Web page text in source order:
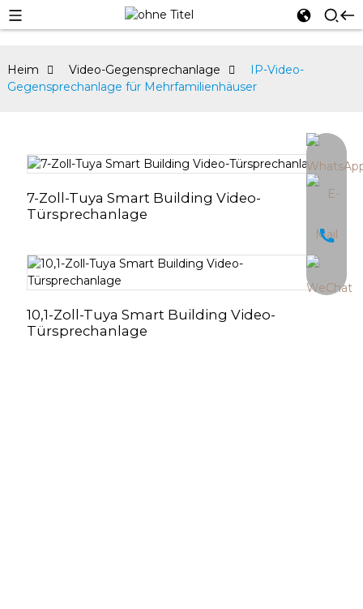
Heim Video-Gegensprechanlage
IP-Video-
Gegensprechanlage für Mehrfamilienhäuser
7-Zoll-Tuya Smart Building Video-
Türsprechanlage
10,1-Zoll-Tuya Smart Building Video-
Türsprechanlage